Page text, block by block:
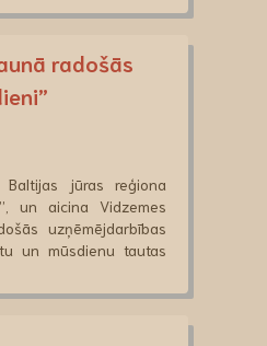
radošās
jūras reģiona
”, un aicina Vidzemes
uzņēmējdarbības
un mūsdienu tautas